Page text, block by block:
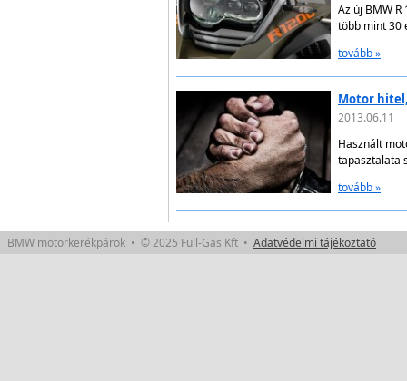
Az új BMW
több mint 30
tovább »
Motor
2013.06.11
Használt
tapasztalata
tovább »
BMW motorkerékpárok • © 2025 Full-Gas Kft • Adatvédelmi tájékoztató